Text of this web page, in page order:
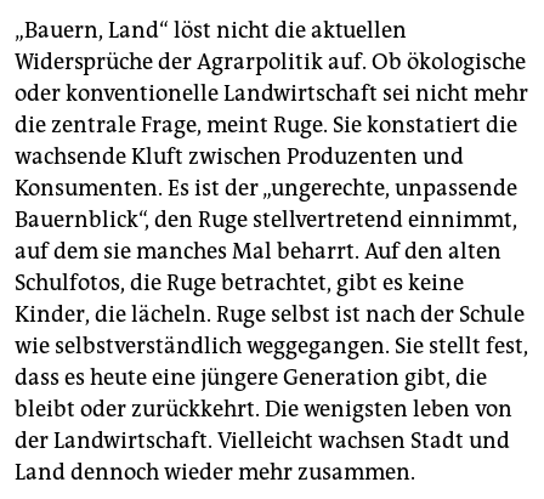
„Bauern, Land“ löst nicht die aktuellen
Widersprüche der Agrarpolitik auf. Ob ökologische
oder konventionelle Landwirtschaft sei nicht mehr
die zentrale Frage, meint Ruge. Sie konstatiert die
wachsende Kluft zwischen Produzenten und
Konsumenten. Es ist der „ungerechte, unpassende
Bauernblick“, den Ruge stellvertretend einnimmt,
auf dem sie manches Mal beharrt. Auf den alten
Schulfotos, die Ruge betrachtet, gibt es keine
Kinder, die lächeln. Ruge selbst ist nach der Schule
wie selbstverständlich weggegangen. Sie stellt fest,
dass es heute eine jüngere Generation gibt, die
bleibt oder zurückkehrt. Die wenigsten leben von
der Landwirtschaft. Vielleicht wachsen Stadt und
Land dennoch wieder mehr zusammen.